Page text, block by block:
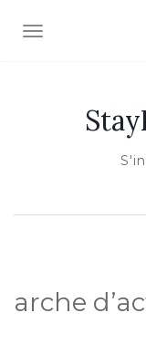
OUVRIR/
arche